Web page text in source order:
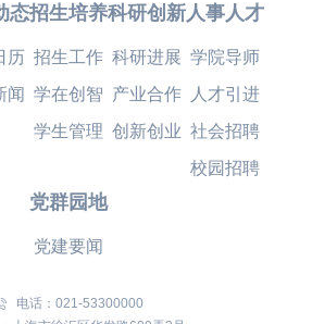
态
历
闻
招生培养
招生工作
学在创智
学生管理
科研创新
科研进展
产业合作
创新创业
人事人才
学院导师
人才引进
社会招聘
校园招聘
党群园地
党建要闻
电话：021-53300000